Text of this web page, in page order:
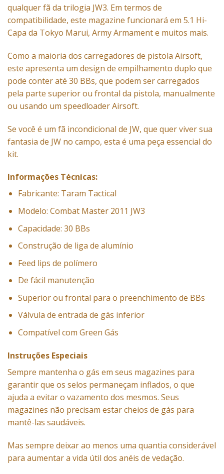
qualquer fã da trilogia JW3. Em termos de
compatibilidade, este magazine funcionará em 5.1 Hi-
Capa da Tokyo Marui, Army Armament e muitos mais.
Como a maioria dos carregadores de pistola Airsoft,
este apresenta um design de empilhamento duplo que
pode conter até 30 BBs, que podem ser carregados
pela parte superior ou frontal da pistola, manualmente
ou usando um speedloader Airsoft.
Se você é um fã incondicional de JW, que quer viver sua
fantasia de JW no campo, esta é uma peça essencial do
kit.
Informações Técnicas:
Fabricante: Taram Tactical
Modelo: Combat Master 2011 JW3
Capacidade: 30 BBs
Construção de liga de alumínio
Feed lips de polímero
De fácil manutenção
Superior ou frontal para o preenchimento de BBs
Válvula de entrada de gás inferior
Compatível com Green Gás
Instruções Especiais
Sempre mantenha o gás em seus magazines para
garantir que os selos permaneçam inflados, o que
ajuda a evitar o vazamento dos mesmos. Seus
magazines não precisam estar cheios de gás para
mantê-las saudáveis.
Mas sempre deixar ao menos uma quantia considerável
para aumentar a vida útil dos anéis de vedação.